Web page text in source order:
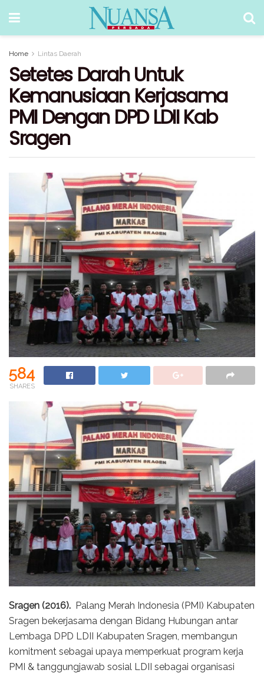
Home Lintas Daerah
Setetes Darah Untuk
Kemanusiaan Kerjasama
PMI Dengan DPD LDII Kab
Sragen
584
SHARES
Sragen (2016). Palang Merah Indonesia (PMI) Kabupaten
Sragen bekerjasama dengan Bidang Hubungan antar
Lembaga DPD LDII Kabupaten Sragen, membangun
komitment sebagai upaya memperkuat program kerja
PMI & tanggungjawab sosial LDII sebagai organisasi